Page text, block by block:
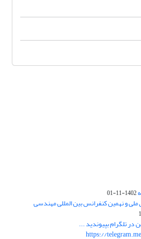
1402-11-01
و نهمین کنفرانس بین المللی مهندسی
در تلگرام بپیوندید ...
https://